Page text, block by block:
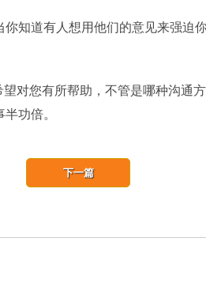
知道有人想用他们的意见来强迫
对您有所帮助，不管是哪种沟通
功倍。
下一篇